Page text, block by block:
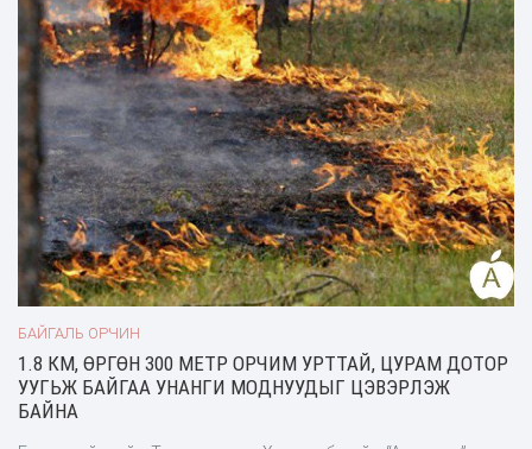
БАЙГАЛЬ ОРЧИН
1.8 КМ, ӨРГӨН 300 МЕТР ОРЧИМ УРТТАЙ, ЦУРАМ ДОТОР
УУГЬЖ БАЙГАА УНАНГИ МОДНУУДЫГ ЦЭВЭРЛЭЖ
БАЙНА